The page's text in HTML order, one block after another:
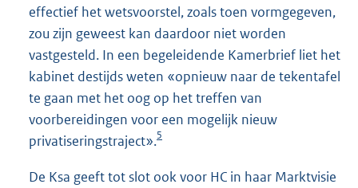
effectief het wetsvoorstel, zoals toen vormgegeven,
zou zijn geweest kan daardoor niet worden
vastgesteld. In een begeleidende Kamerbrief liet het
kabinet destijds weten «opnieuw naar de tekentafel
te gaan met het oog op het treffen van
voorbereidingen voor een mogelijk nieuw
privatiseringstraject».5
De Ksa geeft tot slot ook voor HC in haar Marktvisie